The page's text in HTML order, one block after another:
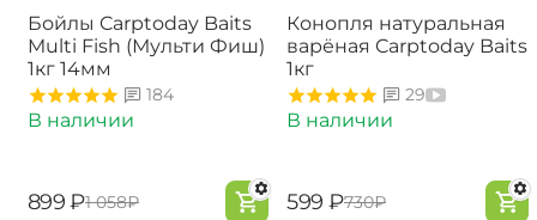
Бойлы Carptoday Baits
Multi Fish (Мульти Фиш)
1кг 14мм
184
В наличии
‍899‍ ₽‍1 058‍₽
Конопля натуральная
варёная Carptoday Baits
1кг
29
В наличии
‍599‍ ₽‍730‍₽